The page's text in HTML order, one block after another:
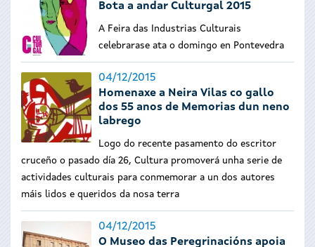
Bota a andar Culturgal 2015
A Feira das Industrias Culturais
celebrarase ata o domingo en Pontevedra
04/12/2015
Homenaxe a Neira Vilas co gallo
dos 55 anos de Memorias dun neno
labrego
Logo do recente pasamento do escritor
cruceño o pasado día 26, Cultura promoverá unha serie de
actividades culturais para conmemorar a un dos autores
máis lidos e queridos da nosa terra
04/12/2015
O Museo das Peregrinacións apoia